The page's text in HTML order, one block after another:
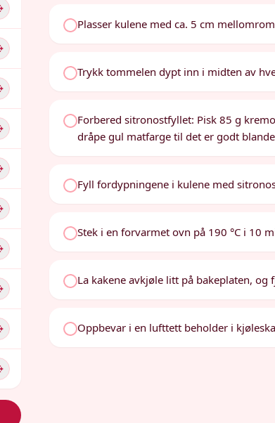
Plasser kulene med ca. 5 cm
Trykk tommelen dypt inn i midten av
Forbered sitronostfyllet: Pisk 85 g
dråpe gul matfarge til det er godt
Fyll fordypningene i kulene med
Stek i en forvarmet ovn på 190 °C i 10
La kakene avkjøle litt på bakeplaten,
Oppbevar i en lufttett beholder i